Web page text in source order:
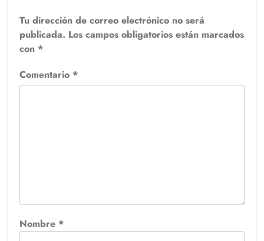
Tu dirección de correo electrónico no será
publicada. Los campos obligatorios están marcados
con *
Comentario *
Nombre *